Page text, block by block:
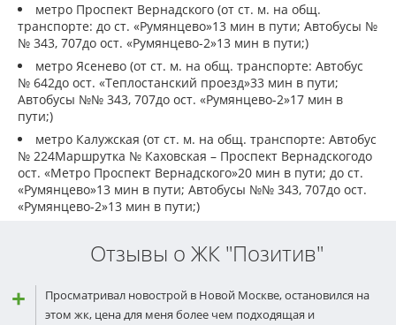
метро Проспект Вернадского (от ст. м. на общ.
транспорте: до ст. «Румянцево»13 мин в пути; Автобусы №
№ 343, 707до ост. «Румянцево-2»13 мин в пути;)
метро Ясенево (от ст. м. на общ. транспорте: Автобус
№ 642до ост. «Теплостанский проезд»33 мин в пути;
Автобусы №№ 343, 707до ост. «Румянцево-2»17 мин в
пути;)
метро Калужская (от ст. м. на общ. транспорте: Автобус
№ 224Маршрутка № Каховская – Проспект Вернадскогодо
ост. «Метро Проспект Вернадского»20 мин в пути; до ст.
«Румянцево»13 мин в пути; Автобусы №№ 343, 707до ост.
«Румянцево-2»13 мин в пути;)
Отзывы о ЖК "Позитив"
Просматривал новострой в Новой Москве, остановился на
этом жк, цена для меня более чем подходящая и